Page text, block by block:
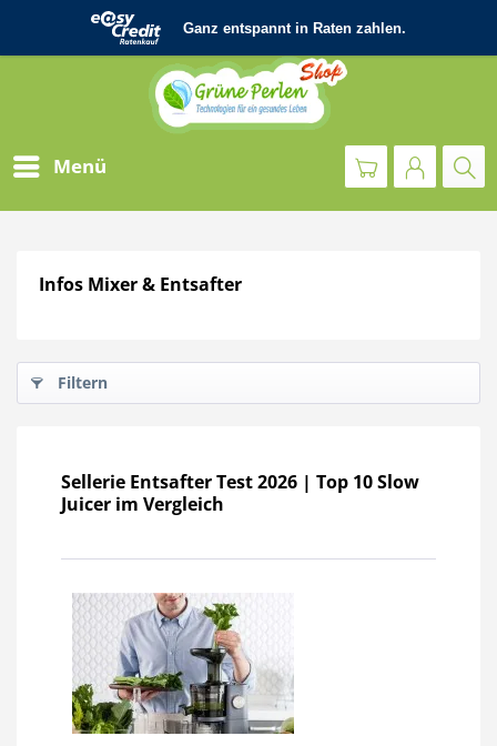
Menü
Infos Mixer & Entsafter
Filtern
Sellerie Entsafter Test 2026 | Top 10 Slow
Juicer im Vergleich